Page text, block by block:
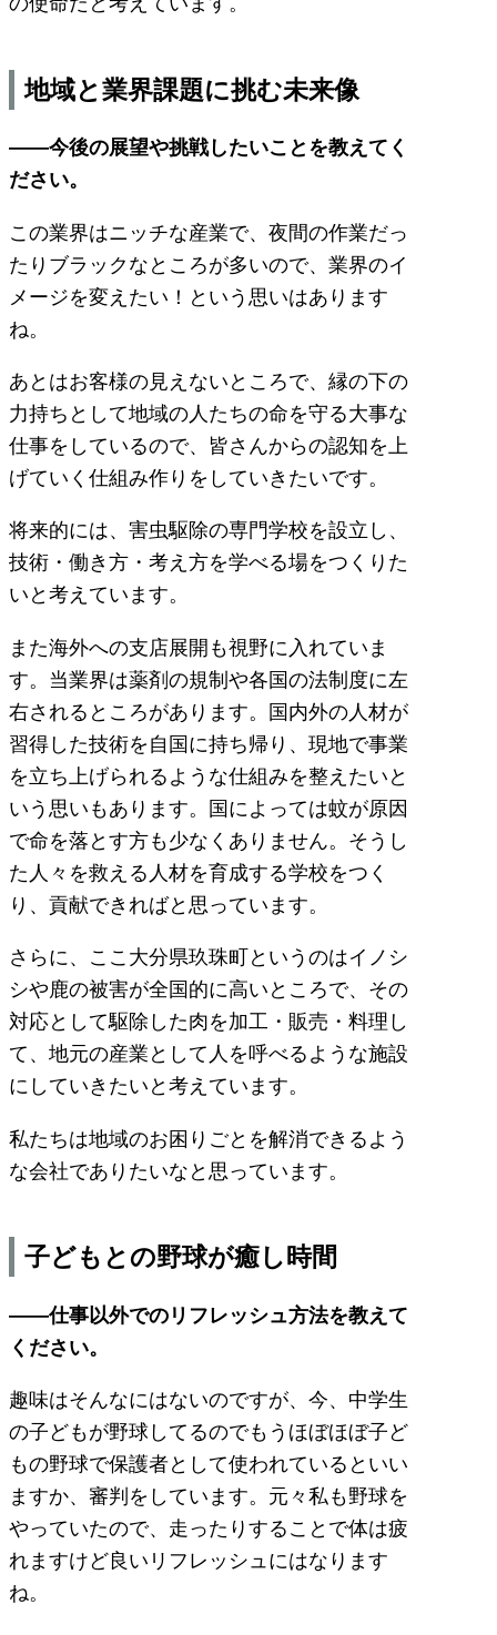
地域と業界課題に挑む未来像
――今後の展望や挑戦したいことを教えてく
ださい。
この業界はニッチな産業で、夜間の作業だっ
たりブラックなところが多いので、業界のイ
メージを変えたい！という思いはあります
ね。
あとはお客様の見えないところで、縁の下の
力持ちとして地域の人たちの命を守る大事な
仕事をしているので、皆さんからの認知を上
げていく仕組み作りをしていきたいです。
将来的には、害虫駆除の専門学校を設立し、
技術・働き方・考え方を学べる場をつくりた
いと考えています。
また海外への支店展開も視野に入れていま
す。当業界は薬剤の規制や各国の法制度に左
右されるところがあります。国内外の人材が
習得した技術を自国に持ち帰り、現地で事業
を立ち上げられるような仕組みを整えたいと
いう思いもあります。国によっては蚊が原因
で命を落とす方も少なくありません。そうし
た人々を救える人材を育成する学校をつく
り、貢献できればと思っています。
さらに、ここ大分県玖珠町というのはイノシ
シや鹿の被害が全国的に高いところで、その
対応として駆除した肉を加工・販売・料理し
て、地元の産業として人を呼べるような施設
にしていきたいと考えています。
私たちは地域のお困りごとを解消できるよう
な会社でありたいなと思っています。
子どもとの野球が癒し時間
――仕事以外でのリフレッシュ方法を教えて
ください。
趣味はそんなにはないのですが、今、中学生
の子どもが野球してるのでもうほぼほぼ子ど
もの野球で保護者として使われているといい
ますか、審判をしています。元々私も野球を
やっていたので、走ったりすることで体は疲
れますけど良いリフレッシュにはなります
ね。